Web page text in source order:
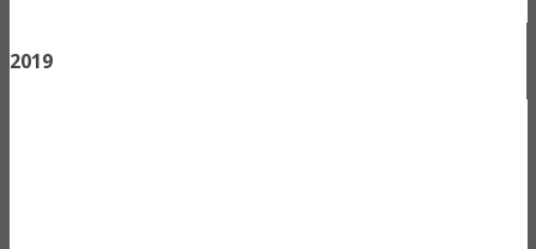
2019